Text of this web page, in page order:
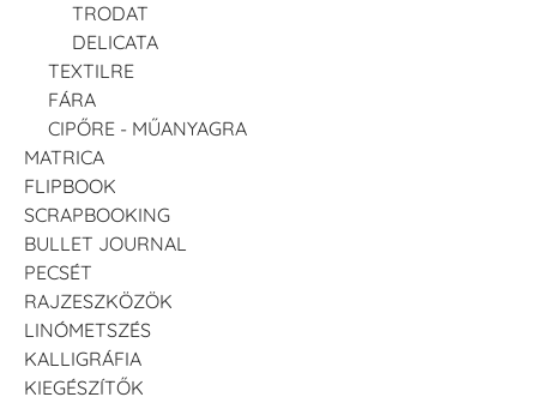
TRODAT
DELICATA
TEXTILRE
FÁRA
CIPŐRE - MŰANYAGRA
MATRICA
FLIPBOOK
SCRAPBOOKING
BULLET JOURNAL
PECSÉT
RAJZESZKÖZÖK
LINÓMETSZÉS
KALLIGRÁFIA
KIEGÉSZÍTŐK